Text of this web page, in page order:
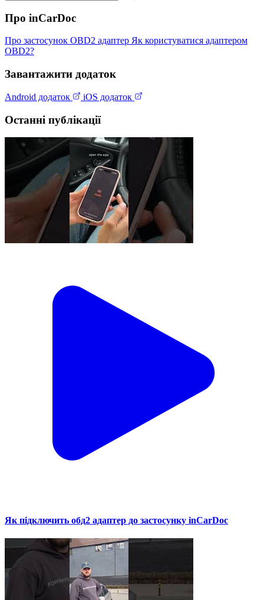
Про inCarDoc
Про застосунок OBD2 адаптер Як користуватися адаптером
OBD2?
Завантажити додаток
Android додаток iOS додаток
Останні публікації
Як підключить обд2 адаптер до застосунку inCarDoc